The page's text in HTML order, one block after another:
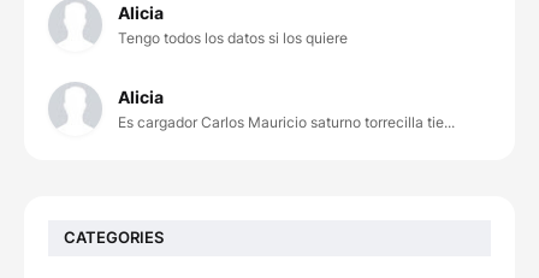
Alicia
Tengo todos los datos si los quiere
Alicia
Es cargador Carlos Mauricio saturno torrecilla tie...
CATEGORIES